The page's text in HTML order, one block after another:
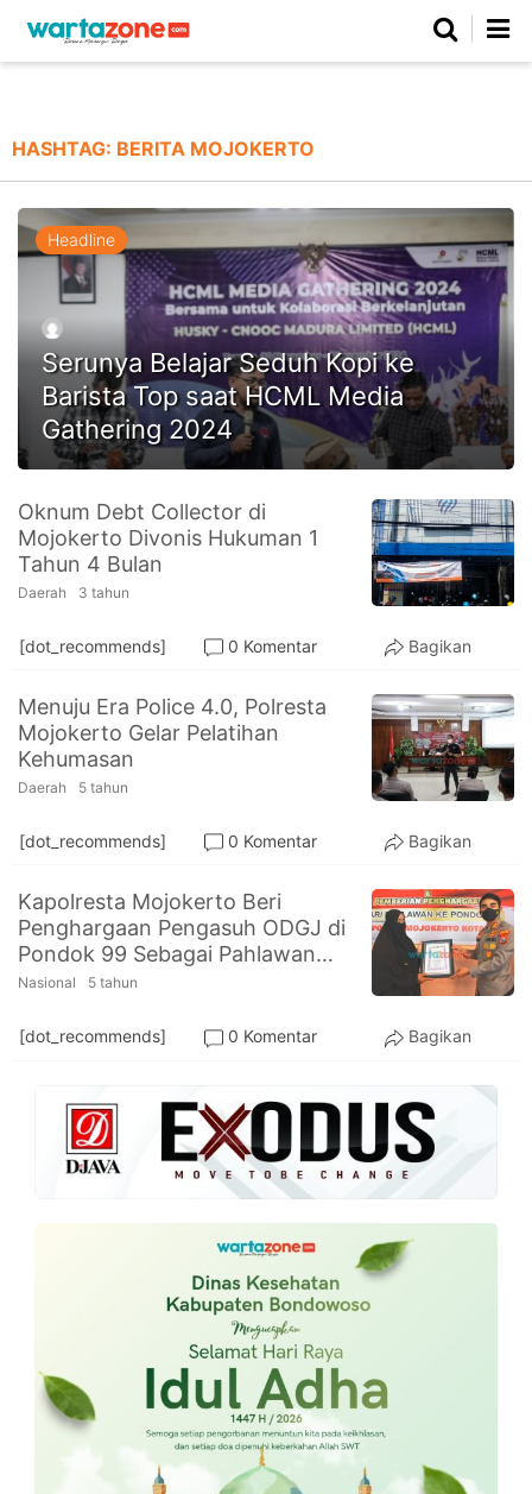
Netizen
Beranda
About Us
Contact Us
Hak Jawab
Kode Etik
Pedoman Media Siber
Redaksi
Copyright
2026
PT.
Balqis
Cyber
Media
HASHTAG: BERITA MOJOKERTO
Headline
Serunya Belajar Seduh Kopi ke
Barista Top saat HCML Media
Gathering 2024
Oknum Debt Collector di
Mojokerto Divonis Hukuman 1
Tahun 4 Bulan
Daerah 3 tahun
[dot_recommends] 0 Komentar Bagikan
Menuju Era Police 4.0, Polresta
Mojokerto Gelar Pelatihan
Kehumasan
Daerah 5 tahun
[dot_recommends] 0 Komentar Bagikan
Kapolresta Mojokerto Beri
Penghargaan Pengasuh ODGJ di
Pondok 99 Sebagai Pahlawan
Kemanusiaan
Nasional 5 tahun
[dot_recommends] 0 Komentar Bagikan